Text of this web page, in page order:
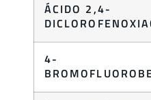
ÁCIDO 2,4-
4-